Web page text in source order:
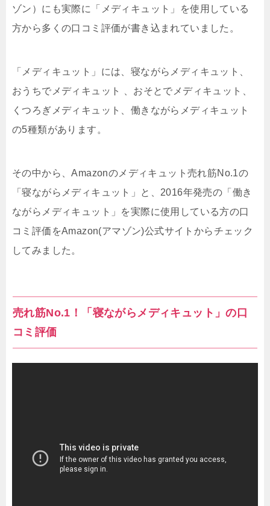
ゾン）にも実際に「メディキュット」を使用している
方から多くの口コミ評価が書き込まれていました。
「メディキュット」には、寝ながらメディキュット、
おうちでメディキュット 、おそとでメディキュット、
くつろぎメディキュット、働きながらメディキュット
の5種類があります。
その中から、Amazonのメディキュット売れ筋No.1の
「寝ながらメディキュット」と、2016年発売の「働き
ながらメディキュット」を実際に使用している方の口
コミ評価をAmazon(アマゾン)公式サイトからチェック
してみました。
売れ筋No.1！「寝ながらメディキュット」の口
コミ評価